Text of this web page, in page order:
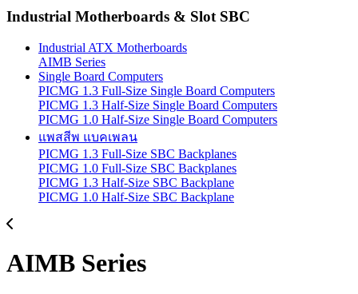
Industrial Motherboards & Slot SBC
Industrial ATX Motherboards
AIMB Series
Single Board Computers
PICMG 1.3 Full-Size Single Board Computers
PICMG 1.3 Half-Size Single Board Computers
PICMG 1.0 Half-Size Single Board Computers
แพสสีพ แบคเพลน
PICMG 1.3 Full-Size SBC Backplanes
PICMG 1.0 Full-Size SBC Backplanes
PICMG 1.3 Half-Size SBC Backplane
PICMG 1.0 Half-Size SBC Backplane
AIMB Series